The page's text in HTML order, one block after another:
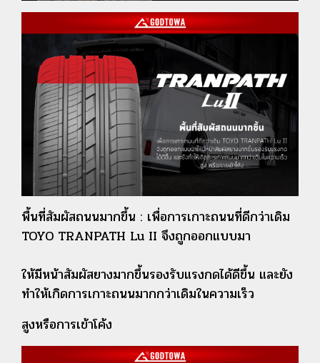
พื้นที่สัมผัสถนนมากขึ้น : เพื่อการเกาะถนนที่ดีกว่าเดิม
TOYO TRANPATH Lu II จึงถูกออกแบบมา
ให้มีหน้าสัมผัสยางมากขึ้นรองรับแรงกดได้ดีขึ้น และยัง
ทำให้เกิดการเกาะถนนมากกว่าเดิมในความเร็ว
สูงหรือการเข้าโค้ง